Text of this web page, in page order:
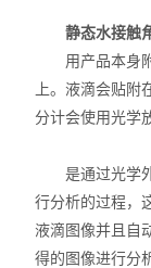
红外光谱（
扫描探针显
低温恒温器
荧光分光光
静态水接触
用产品本身附
上。液滴会贴
分计会使用光学
是通过光学外
行分析的过程，
液滴图像并且自
得的图像进行分